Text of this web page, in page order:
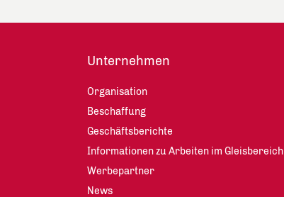
Unternehmen
Organisation
Beschaffung
Geschäftsberichte
Informationen zu Arbeiten im Gleisbereich
Werbepartner
News